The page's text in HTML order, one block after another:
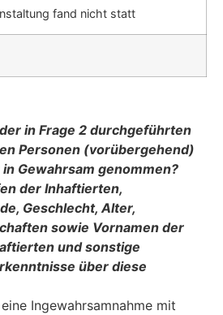
fand nicht statt
in Frage 2 durchgeführten
Personen (vorüber­gehend)
Gewahrsam genommen?
der Inhaftier­ten,
Geschlecht, Alter,
sowie Vornamen der
und sonstige
über diese
Ingewahrsamnahme mit